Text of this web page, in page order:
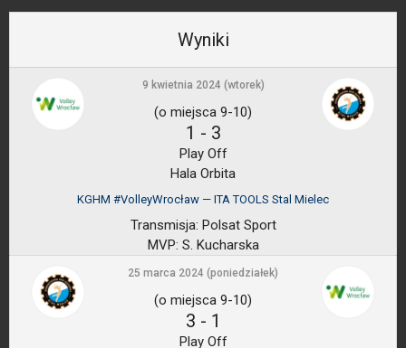
Wyniki
9 kwietnia 2024 (wtorek)
(o miejsca 9-10)
1 - 3
Play Off
Hala Orbita
KGHM #VolleyWrocław — ITA TOOLS Stal Mielec
Transmisja: Polsat Sport
MVP: S. Kucharska
25 marca 2024 (poniedziałek)
(o miejsca 9-10)
3 - 1
Play Off